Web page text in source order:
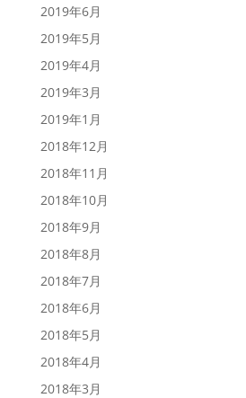
2019年6月
2019年5月
2019年4月
2019年3月
2019年1月
2018年12月
2018年11月
2018年10月
2018年9月
2018年8月
2018年7月
2018年6月
2018年5月
2018年4月
2018年3月